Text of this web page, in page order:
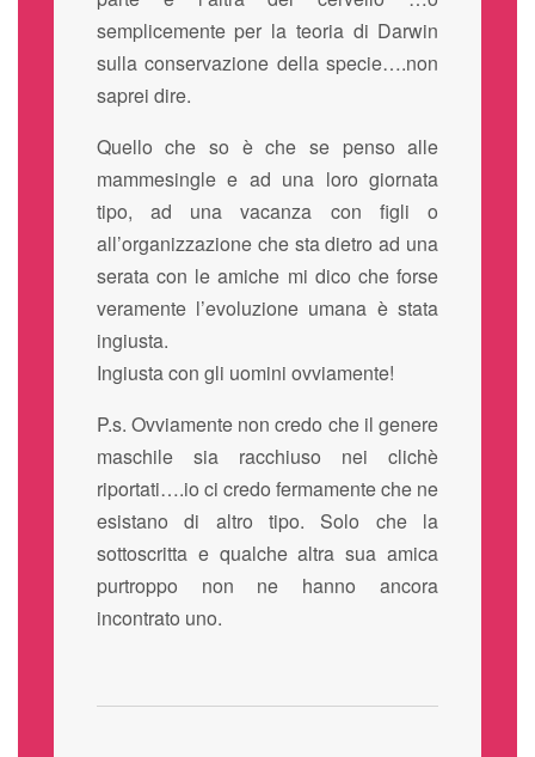
semplicemente per la teoria di Darwin
sulla conservazione della specie….non
saprei dire.
Quello che so è che se penso alle
mammesingle e ad una loro giornata
tipo, ad una vacanza con figli o
all’organizzazione che sta dietro ad una
serata con le amiche mi dico che forse
veramente l’evoluzione umana è stata
ingiusta.
Ingiusta con gli uomini ovviamente!
P.s. Ovviamente non credo che il genere
maschile sia racchiuso nei clichè
riportati….io ci credo fermamente che ne
esistano di altro tipo. Solo che la
sottoscritta e qualche altra sua amica
purtroppo non ne hanno ancora
incontrato uno.